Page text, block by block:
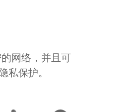
网络，并且可
保护。